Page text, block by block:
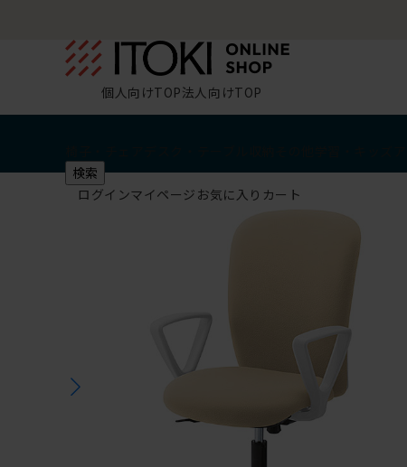
個人向けTOP法人向けTOP
検索
ログインマイページ お気に入り カート